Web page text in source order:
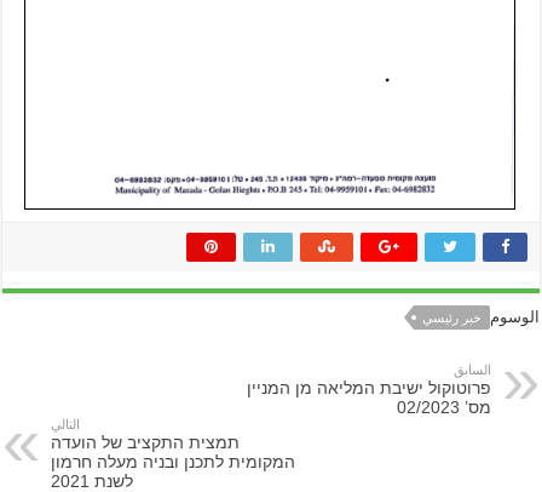
الوسوم خبر رئيسي
السابق
פרוטוקול ישיבת המליאה מן המניין
מס’ 02/2023
التالي
תמצית התקציב של הועדה
המקומית לתכנן ובניה מעלה חרמון
לשנת 2021